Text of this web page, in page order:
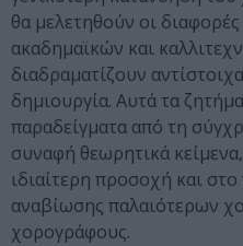
θα μελετηθούν οι
ακαδημαϊκών και
διαδραματίζουν
δημιουργία. Αυτά τα
παραδείγματα από τη
συναφή θεωρητικά
ιδιαίτερη προσοχή και
αναβίωσης παλαιότερων
χορογράφους.